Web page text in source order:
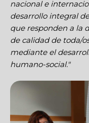
nacional e
desarrollo integral
que responden a la
de calidad de toda/
mediante el
humano-social."